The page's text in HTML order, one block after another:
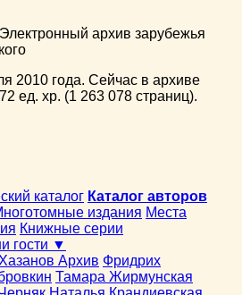
архив зарубежья
2010 года. Сейчас в архиве
ед. хр. (1 263 078 страниц).
каталог Каталог авторов
издания Места
Книжные серии
гости ▼
Архив Фридрих
Тамара Жирмунская